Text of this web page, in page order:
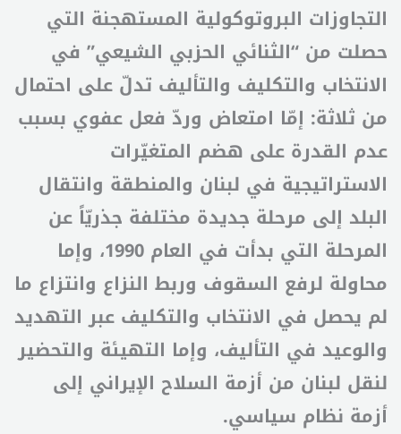
التجاوزات البروتوكولية المستهجنة التي
حصلت من “الثنائي الحزبي الشيعي” في
الانتخاب والتكليف والتأليف تدلّ على احتمال
من ثلاثة: إمّا امتعاض وردّ فعل عفوي بسبب
عدم القدرة على هضم المتغيّرات
الاستراتيجية في لبنان والمنطقة وانتقال
البلد إلى مرحلة جديدة مختلفة جذريّاً عن
المرحلة التي بدأت في العام 1990، وإما
محاولة لرفع السقوف وربط النزاع وانتزاع ما
لم يحصل في الانتخاب والتكليف عبر التهديد
والوعيد في التأليف، وإما التهيئة والتحضير
لنقل لبنان من أزمة السلاح الإيراني إلى
أزمة نظام سياسي.